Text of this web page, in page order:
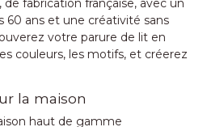
, de fabrication française, avec un
60 ans et une créativité sans
votre parure de lit en
couleurs, les motifs, et créerez
la maison